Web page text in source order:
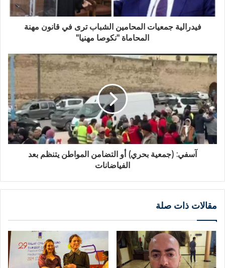
فيدرالية جمعيات المحامين الشباب ترى في قانون مهنة
المحاماة "نكوصا مهنيا"
آسفي: (جمعية بحري) أو التضامن المواطن يتنظم بعد
الفياضانات
مقالات ذات صلة